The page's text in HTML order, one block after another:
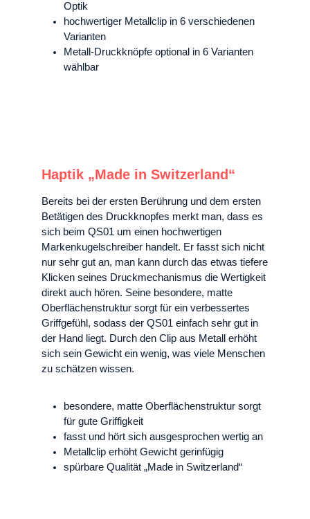
Optik
hochwertiger Metallclip in 6 verschiedenen
Varianten
Metall-Druckknöpfe optional in 6 Varianten
wählbar
Haptik „Made in Switzerland“
Bereits bei der ersten Berührung und dem ersten
Betätigen des Druckknopfes merkt man, dass es
sich beim QS01 um einen hochwertigen
Markenkugelschreiber handelt. Er fasst sich nicht
nur sehr gut an, man kann durch das etwas tiefere
Klicken seines Druckmechanismus die Wertigkeit
direkt auch hören. Seine besondere, matte
Oberflächenstruktur sorgt für ein verbessertes
Griffgefühl, sodass der QS01 einfach sehr gut in
der Hand liegt. Durch den Clip aus Metall erhöht
sich sein Gewicht ein wenig, was viele Menschen
zu schätzen wissen.
besondere, matte Oberflächenstruktur sorgt
für gute Griffigkeit
fasst und hört sich ausgesprochen wertig an
Metallclip erhöht Gewicht gerinfügig
spürbare Qualität „Made in Switzerland“